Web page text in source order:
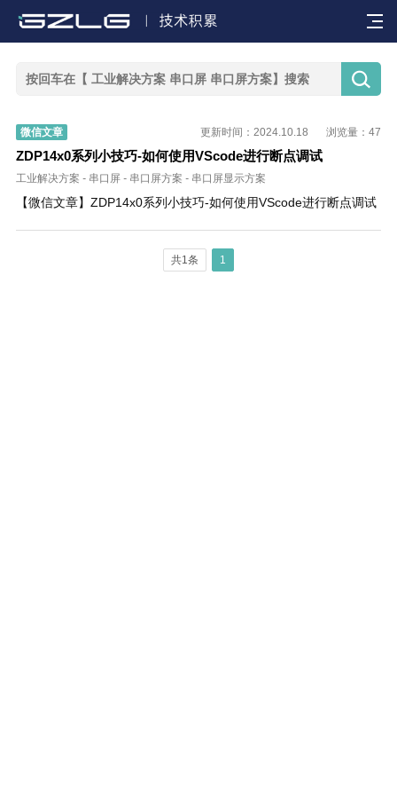


微信文章 浏览量：47
更新时间：2024.10.18
ZDP14x0系列小技巧-如何使用VScode进行断点调试
工业解决方案 - 串口屏 - 串口屏方案 - 串口屏显示方案
【微信文章】ZDP14x0系列小技巧-如何使用VScode进行断点调试
共1条 1